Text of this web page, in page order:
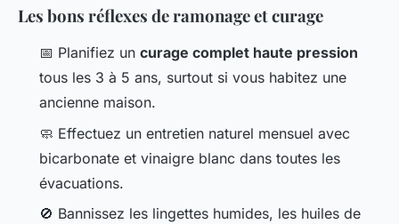
Les bons réflexes de ramonage et curage
📅 Planifiez un curage complet haute pression
tous les 3 à 5 ans, surtout si vous habitez une
ancienne maison.
🧼 Effectuez un entretien naturel mensuel avec
bicarbonate et vinaigre blanc dans toutes les
évacuations.
🚫 Bannissez les lingettes humides, les huiles de